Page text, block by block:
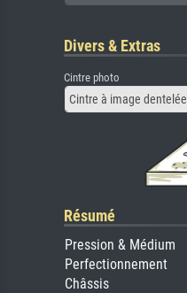
Divers & Extras
Cintre photo
Cintre à image dentelée
Résumé
Pression & Médium
Perfectionnement
Châssis